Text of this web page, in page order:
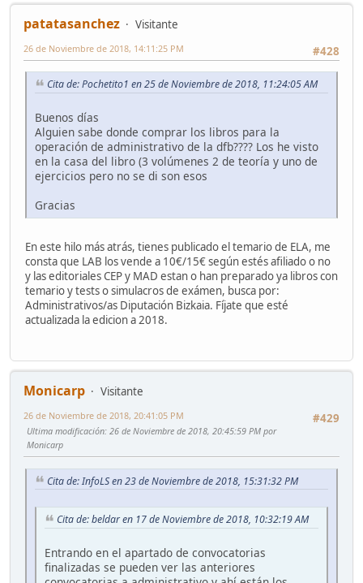
patatasanchez
Visitante
#428
26 de Noviembre de 2018, 14:11:25 PM
Cita de: Pochetito1 en 25 de Noviembre de 2018, 11:24:05 AM
Buenos días
Alguien sabe donde comprar los libros para la
operación de administrativo de la dfb???? Los he visto
en la casa del libro (3 volúmenes 2 de teoría y uno de
ejercicios pero no se di son esos
Gracias
En este hilo más atrás, tienes publicado el temario de ELA, me
consta que LAB los vende a 10€/15€ según estés afiliado o no
y las editoriales CEP y MAD estan o han preparado ya libros con
temario y tests o simulacros de exámen, busca por:
Administrativos/as Diputación Bizkaia. Fíjate que esté
actualizada la edicion a 2018.
Monicarp
Visitante
#429
26 de Noviembre de 2018, 20:41:05 PM
Ultima modificación: 26 de Noviembre de 2018, 20:45:59 PM por
Monicarp
Cita de: InfoLS en 23 de Noviembre de 2018, 15:31:32 PM
Cita de: beldar en 17 de Noviembre de 2018, 10:32:19 AM
Entrando en el apartado de convocatorias
finalizadas se pueden ver las anteriores